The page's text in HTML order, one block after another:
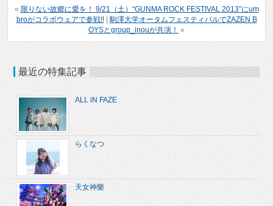
« 限りない故郷に愛を！ 9/21（土）“GUNMA ROCK FESTIVAL 2013”にum
broがコラボウェアで参戦!!| 駒澤大学オータムフェスティバルでZAZEN B
OYSとgroup_inouが共演！ »
最近の特集記事
ALL iN FAZE
らくなつ
天女神樂